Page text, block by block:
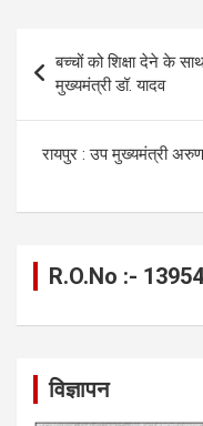
o
o
k
g
er
A
p
p
navigation
बच्चों को शिक्षा देने के
मुख्यमंत्री डॉ. यादव
रायपुर : उप मुख्यमंत्री
R.O.No :-
विज्ञापन